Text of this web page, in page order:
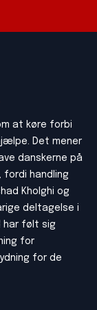
at køre forbi
Det mener
danskerne på
handling
Kholghi og
deltagelse i
har følt sig
for
for de